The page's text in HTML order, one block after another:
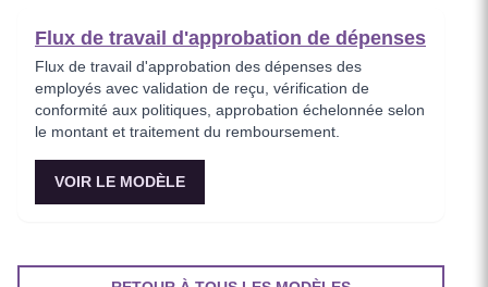
Flux de travail d'approbation de dépenses
Flux de travail d'approbation des dépenses des
employés avec validation de reçu, vérification de
conformité aux politiques, approbation échelonnée selon
le montant et traitement du remboursement.
VOIR LE MODÈLE